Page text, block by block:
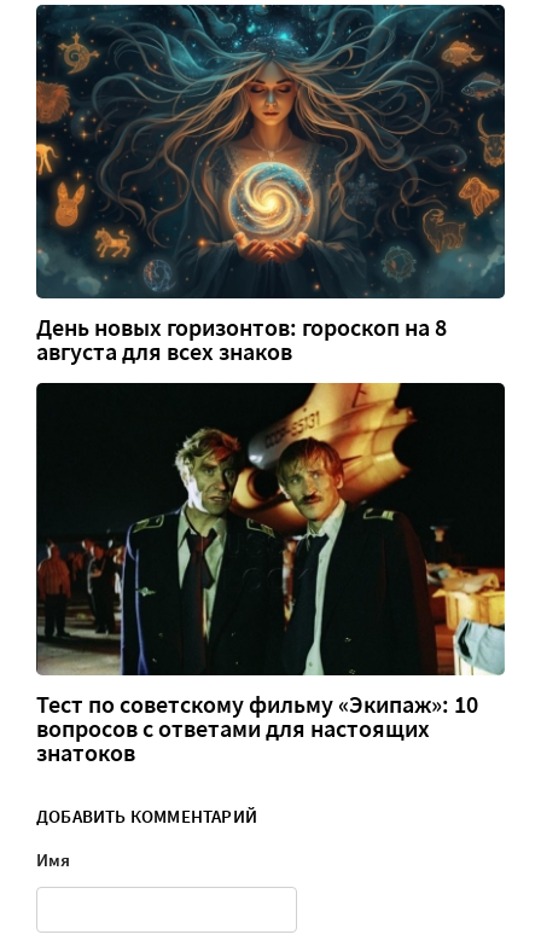
День новых горизонтов: гороскоп на 8
августа для всех знаков
Тест по советскому фильму «Экипаж»: 10
вопросов с ответами для настоящих
знатоков
ДОБАВИТЬ КОММЕНТАРИЙ
Имя